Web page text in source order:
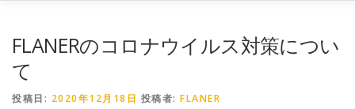
FLANERのコロナウイルス対策につい
て
投稿日: 2020年12月18日 投稿者: FLANER